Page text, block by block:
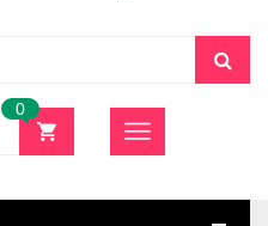
0